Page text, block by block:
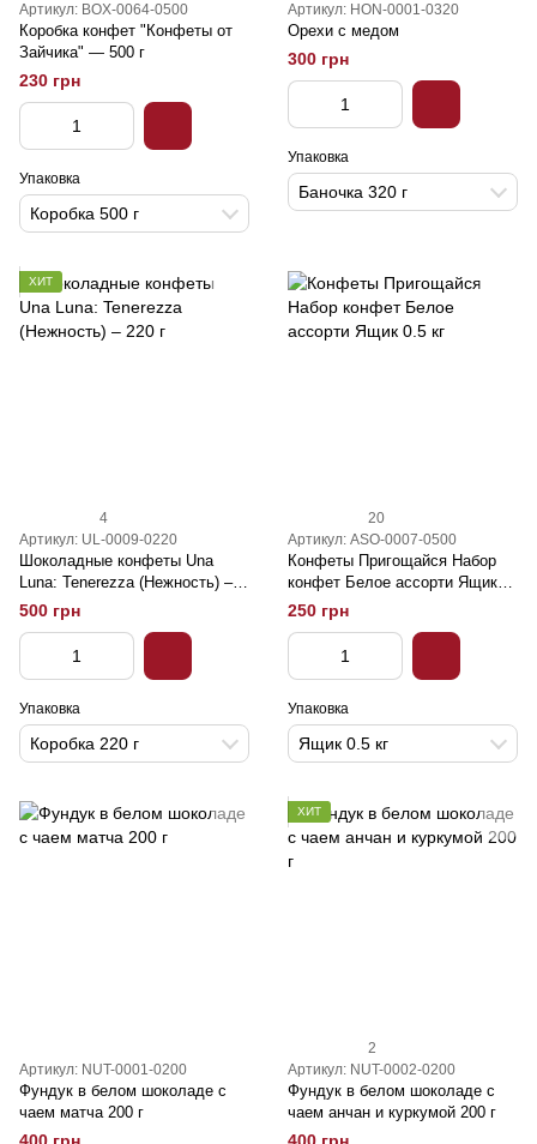
Артикул: BOX-0064-0500
Коробка конфет "Конфеты от
Зайчика" — 500 г
230 грн
Упаковка
Коробка 500 г
Артикул: HON-0001-0320
Орехи с медом
300 грн
Упаковка
Баночка 320 г
ХИТ
4
Артикул: UL-0009-0220
Шоколадные конфеты Una
Luna: Tenerezza (Нежность) –
220 г
500 грн
Упаковка
Коробка 220 г
20
Артикул: ASO-0007-0500
Конфеты Пригощайся Набор
конфет Белое ассорти Ящик
0.5 кг
250 грн
Упаковка
Ящик 0.5 кг
Артикул: NUT-0001-0200
Фундук в белом шоколаде с
чаем матча 200 г
ХИТ
2
Артикул: NUT-0002-0200
Фундук в белом шоколаде с
чаем анчан и куркумой 200 г